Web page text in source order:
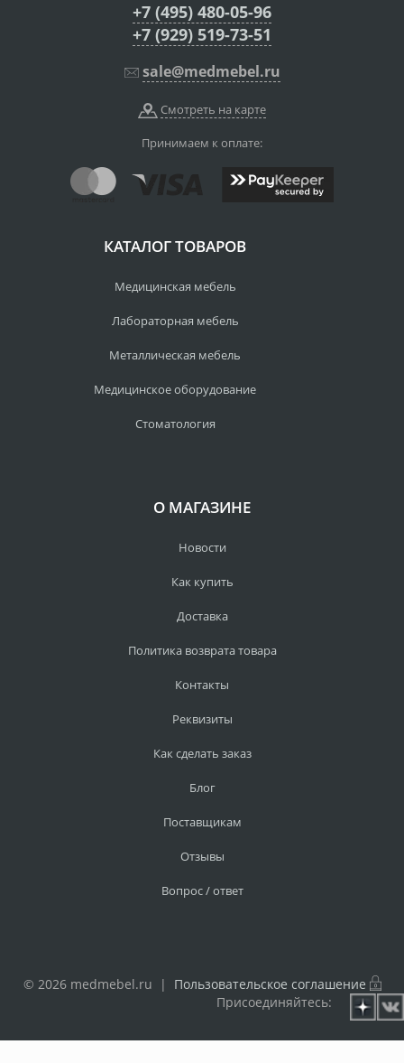
+7 (495) 480-05-96
+7 (929) 519-73-51
sale@medmebel.ru
Смотреть на карте
Принимаем к оплате:
КАТАЛОГ ТОВАРОВ
Медицинская мебель
Лабораторная мебель
Металлическая мебель
Медицинское оборудование
Стоматология
О МАГАЗИНЕ
Новости
Как купить
Доставка
Политика возврата товара
Контакты
Реквизиты
Как сделать заказ
Блог
Поставщикам
Отзывы
Вопрос / ответ
© 2026 medmebel.ru | Пользовательское соглашение
Присоединяйтесь: